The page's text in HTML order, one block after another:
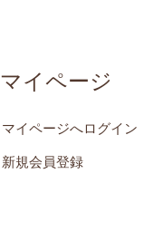
マイページ
マイページへログイン
新規会員登録